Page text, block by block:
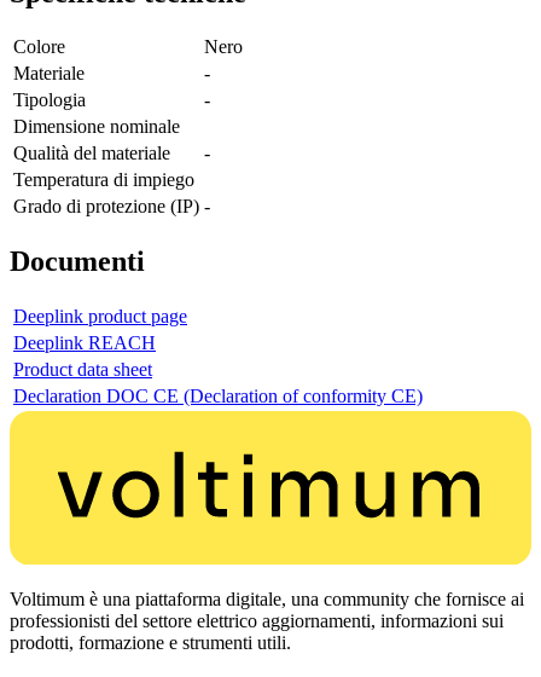
Colore
Nero
Materiale
-
Tipologia
-
Dimensione nominale
Qualità del materiale
-
Temperatura di impiego
Grado di protezione (IP) -
Documenti
Deeplink product page
Deeplink REACH
Product data sheet
Declaration DOC CE (Declaration of conformity CE)
Voltimum è una piattaforma digitale, una community che fornisce ai
professionisti del settore elettrico aggiornamenti, informazioni sui
prodotti, formazione e strumenti utili.